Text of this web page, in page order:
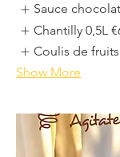
Sauce
Chantilly 0,5L
Coulis de
Show More